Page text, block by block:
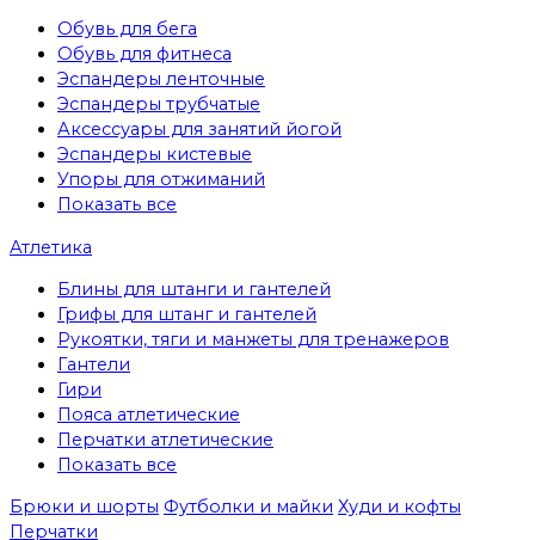
Обувь для бега
Обувь для фитнеса
Эспандеры ленточные
Эспандеры трубчатые
Аксессуары для занятий йогой
Эспандеры кистевые
Упоры для отжиманий
Показать все
Атлетика
Блины для штанги и гантелей
Грифы для штанг и гантелей
Рукоятки, тяги и манжеты для тренажеров
Гантели
Гири
Пояса атлетические
Перчатки атлетические
Показать все
Брюки и шорты Футболки и майки Худи и кофты
Перчатки